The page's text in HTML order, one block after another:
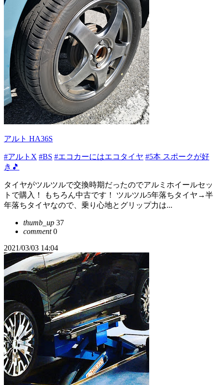
アルト HA36S
#アルトX #BS #エコカーにはエコタイヤ #5本 スポークが好
き🎵
タイヤがツルツルで交換時期だったのでアルミホイールセッ
トで購入！ もちろん中古です！ ツルツル5年落ちタイヤ→半
年落ちタイヤなので、乗り心地とグリップ力は...
thumb_up 37
comment0
2021/03/03 14:04